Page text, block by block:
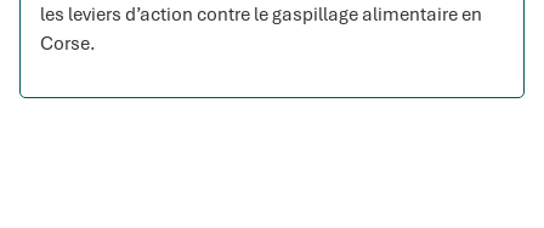
les leviers d’action contre le gaspillage alimentaire en
Corse.